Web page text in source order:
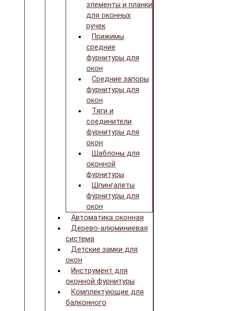
элементы и планки
для оконных
ручек
Прижимы
средние
фурнитуры для
окон
Средние запоры
фурнитуры для
окон
Тяги и
соединители
фурнитуры для
окон
Шаблоны для
оконной
фурнитуры
Шпингалеты
фурнитуры для
окон
Автоматика оконная
Дерево-алюминиевая
система
Детские замки для
окон
Инструмент для
оконной фурнитуры
Комплектующие для
балконного